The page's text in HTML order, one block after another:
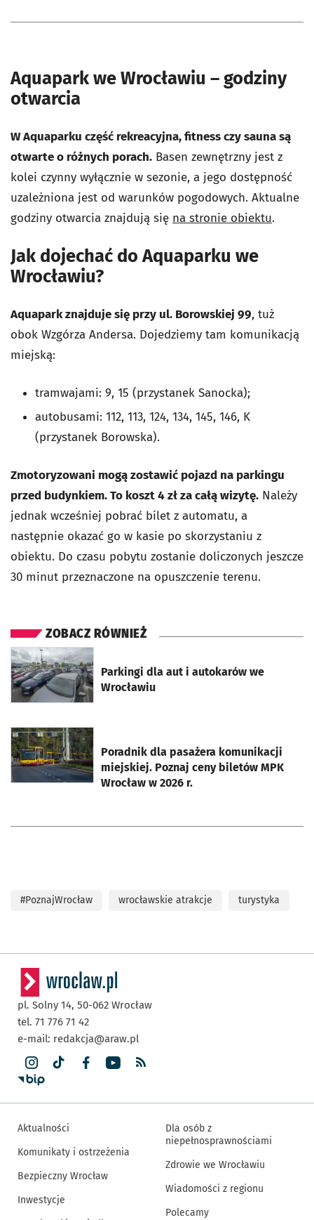
Aquapark we Wrocławiu – godziny
otwarcia
W Aquaparku część rekreacyjna, fitness czy sauna są
otwarte o różnych porach. Basen zewnętrzny jest z
kolei czynny wyłącznie w sezonie, a jego dostępność
uzależniona jest od warunków pogodowych. Aktualne
godziny otwarcia znajdują się na stronie obiektu.
Jak dojechać do Aquaparku we
Wrocławiu?
Aquapark znajduje się przy ul. Borowskiej 99, tuż
obok Wzgórza Andersa. Dojedziemy tam komunikacją
miejską:
tramwajami: 9, 15 (przystanek Sanocka);
autobusami: 112, 113, 124, 134, 145, 146, K
(przystanek Borowska).
Zmotoryzowani mogą zostawić pojazd na parkingu
przed budynkiem. To koszt 4 zł za całą wizytę. Należy
jednak wcześniej pobrać bilet z automatu, a
następnie okazać go w kasie po skorzystaniu z
obiektu. Do czasu pobytu zostanie doliczonych jeszcze
30 minut przeznaczone na opuszczenie terenu.
ZOBACZ RÓWNIEŻ
Parkingi dla aut i autokarów we
Wrocławiu
otworzy się w nowej karcie
Poradnik dla pasażera komunikacji
miejskiej. Poznaj ceny biletów MPK
Wrocław w 2026 r.
otworzy się w nowej karcie
#PoznajWrocław wrocławskie atrakcje turystyka
pl. Solny 14, 50-062 Wrocław
tel. 71 776 71 42
e-mail: redakcja@araw.pl
Aktualności
Komunikaty i ostrzeżenia
Bezpieczny Wrocław
Inwestycje
Dla osób z
niepełnosprawnościami
Zdrowie we Wrocławiu
Wiadomości z regionu
Polecamy